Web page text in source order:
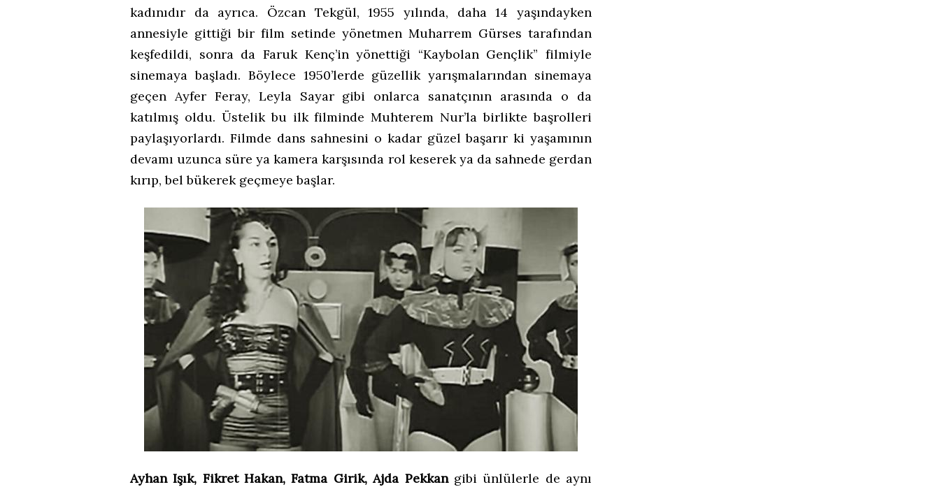
kadınıdır da ayrıca. Özcan Tekgül, 1955 yılında, daha 14 yaşındayken
annesiyle gittiği bir film setinde yönetmen Muharrem Gürses tarafından
keşfedildi, sonra da Faruk Kenç’in yönettiği “Kaybolan Gençlik” filmiyle
sinemaya başladı. Böylece 1950’lerde güzellik yarışmalarından sinemaya
geçen Ayfer Feray, Leyla Sayar gibi onlarca sanatçının arasında o da
katılmış oldu. Üstelik bu ilk filminde Muhterem Nur’la birlikte başrolleri
paylaşıyorlardı. Filmde dans sahnesini o kadar güzel başarır ki yaşamının
devamı uzunca süre ya kamera karşısında rol keserek ya da sahnede gerdan
kırıp, bel bükerek geçmeye başlar.
Ayhan Işık, Fikret Hakan, Fatma Girik, Ajda Pekkan gibi ünlülerle de aynı